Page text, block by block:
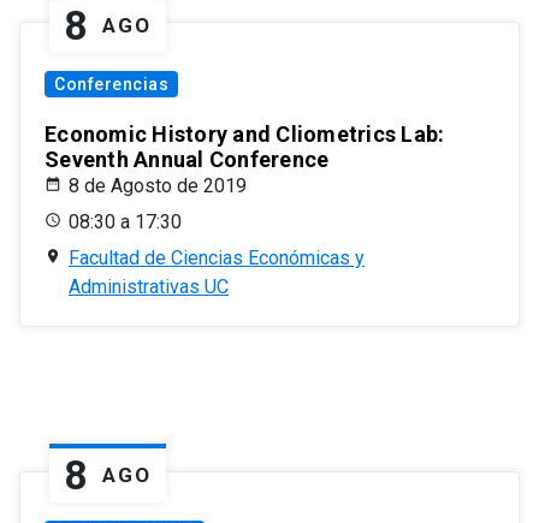
8 AGO
Conferencias
Economic History and Cliometrics Lab:
Seventh Annual Conference
8 de Agosto de 2019
08:30 a 17:30
Facultad de Ciencias Económicas y
Administrativas UC
8 AGO